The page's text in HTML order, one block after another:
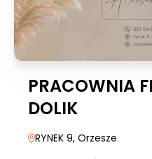
PRACOWNIA
DOLIK
RYNEK 9, Orzesze